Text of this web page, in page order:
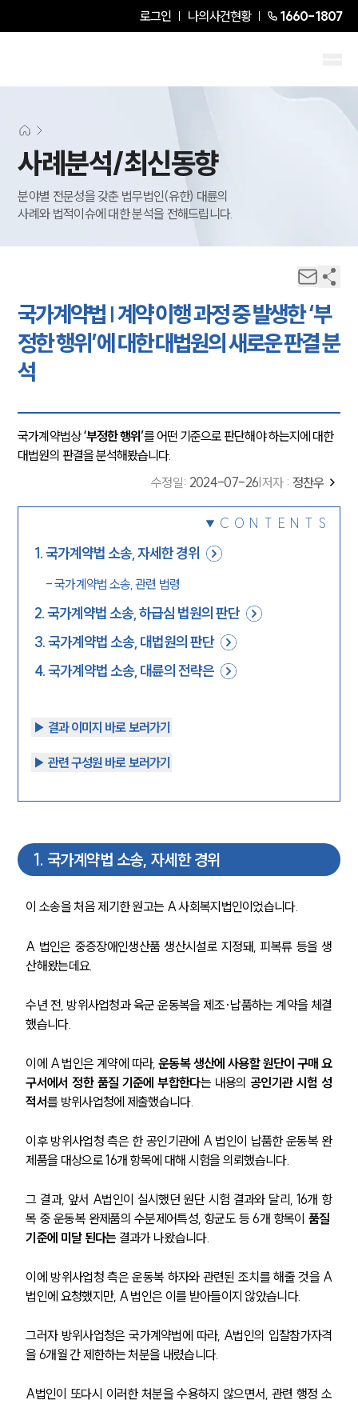
로그인 나의사건현황 1660-1807
사례분석/최신동향
분야별 전문성을 갖춘 법무법인(유한) 대륜의
사례와 법적이슈에 대한 분석을 전해드립니다.
국가계약법 | 계약 이행 과정 중 발생한 ‘부
정한 행위’에 대한 대법원의 새로운 판결 분
석
국가계약법상‘부정한 행위’를 어떤 기준으로 판단해야 하는지에 대한
대법원의 판결을 분석해봤습니다.
수정일: 2024-07-26 저자 : 정찬우
CONTENTS
1.국가계약법 소송, 자세한 경위
-국가계약법 소송, 관련 법령
2.국가계약법 소송, 하급심 법원의 판단
3.국가계약법 소송, 대법원의 판단
4.국가계약법 소송, 대륜의 전략은
▶︎ 결과 이미지 바로 보러가기
▶︎ 관련 구성원 바로 보러가기
1. 국가계약법 소송, 자세한 경위
이 소송을 처음 제기한 원고는 A 사회복지법인이었습니다.
A 법인은 중증장애인생산품 생산시설로 지정돼, 피복류 등을 생
산해왔는데요.
수년 전, 방위사업청과 육군 운동복을 제조·납품하는 계약을 체결
했습니다.
이에 A 법인은 계약에 따라, 운동복 생산에 사용할 원단이 구매 요
구서에서 정한 품질 기준에 부합한다는 내용의 공인기관 시험 성
적서를 방위사업청에 제출했습니다.
이후 방위사업청 측은 한 공인기관에 A 법인이 납품한 운동복 완
제품을 대상으로 16개 항목에 대해 시험을 의뢰했습니다.
그 결과, 앞서 A법인이 실시했던 원단 시험 결과와 달리, 16개 항
목 중 운동복 완제품의 수분제어특성, 향균도 등 6개 항목이 품질
기준에 미달 된다는 결과가 나왔습니다.
이에 방위사업청 측은 운동복 하자와 관련된 조치를 해줄 것을 A
법인에 요청했지만, A 법인은 이를 받아들이지 않았습니다.
그러자 방위사업청은 국가계약법에 따라, A법인의 입찰참가자격
을 6개월 간 제한하는 처분을 내렸습니다.
A법인이 또다시 이러한 처분을 수용하지 않으면서, 관련 행정 소